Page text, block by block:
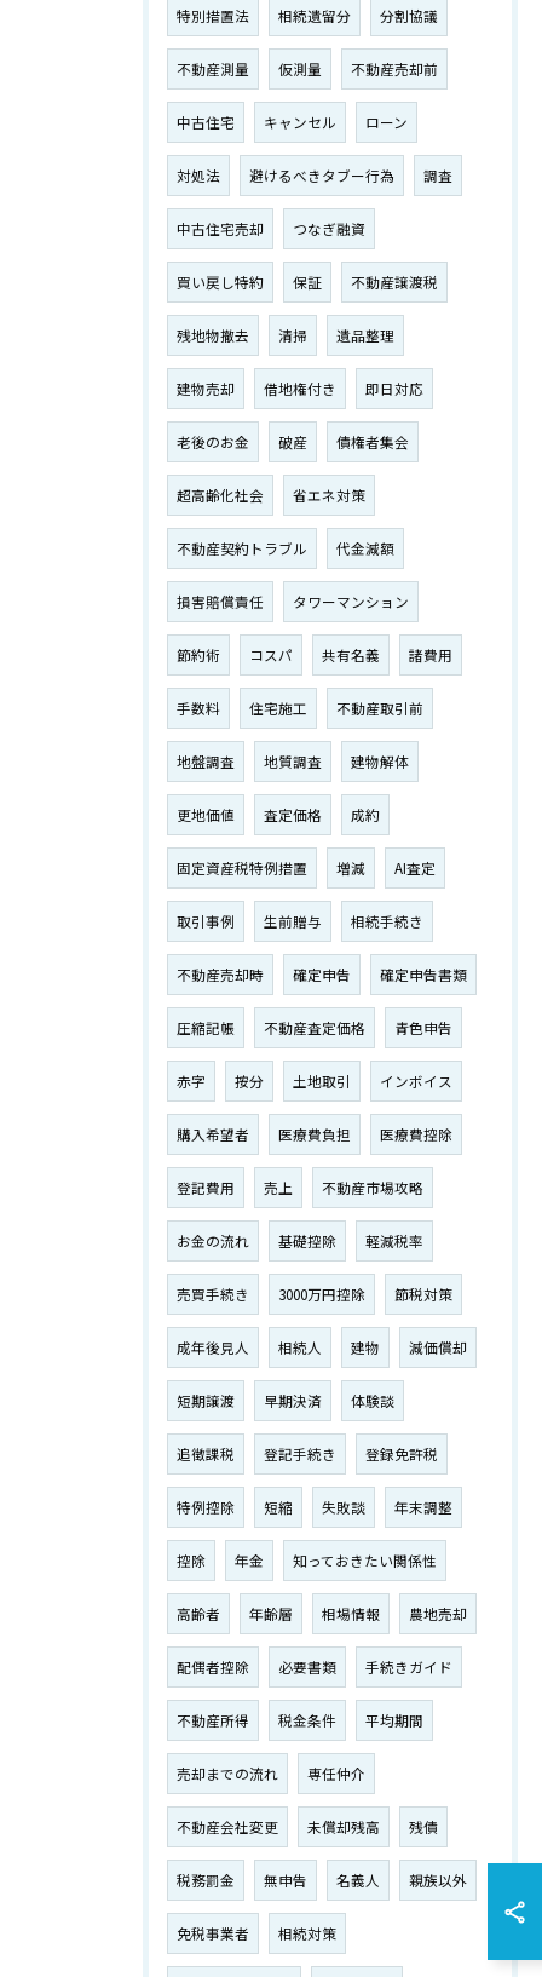
特別措置法 相続遺留分 分割協議
不動産測量 仮測量 不動産売却前
中古住宅 キャンセル ローン
対処法 避けるべきタブー行為 調査
中古住宅売却 つなぎ融資
買い戻し特約 保証 不動産譲渡税
残地物撤去 清掃 遺品整理
建物売却 借地権付き 即日対応
老後のお金 破産 債権者集会
超高齢化社会 省エネ対策
不動産契約トラブル 代金減額
損害賠償責任 タワーマンション
節約術 コスパ 共有名義 諸費用
手数料 住宅施工 不動産取引前
地盤調査 地質調査 建物解体
更地価値 査定価格 成約
固定資産税特例措置 増減 AI査定
取引事例 生前贈与 相続手続き
不動産売却時 確定申告 確定申告書類
圧縮記帳 不動産査定価格 青色申告
赤字 按分 土地取引 インボイス
購入希望者 医療費負担 医療費控除
登記費用 売上 不動産市場攻略
お金の流れ 基礎控除 軽減税率
売買手続き 3000万円控除 節税対策
成年後見人 相続人 建物 減価償却
短期譲渡 早期決済 体験談
追徴課税 登記手続き 登録免許税
特例控除 短縮 失敗談 年末調整
控除 年金 知っておきたい関係性
高齢者 年齢層 相場情報 農地売却
配偶者控除 必要書類 手続きガイド
不動産所得 税金条件 平均期間
売却までの流れ 専任仲介
不動産会社変更 未償却残高 残債
税務罰金 無申告 名義人 親族以外
免税事業者 相続対策